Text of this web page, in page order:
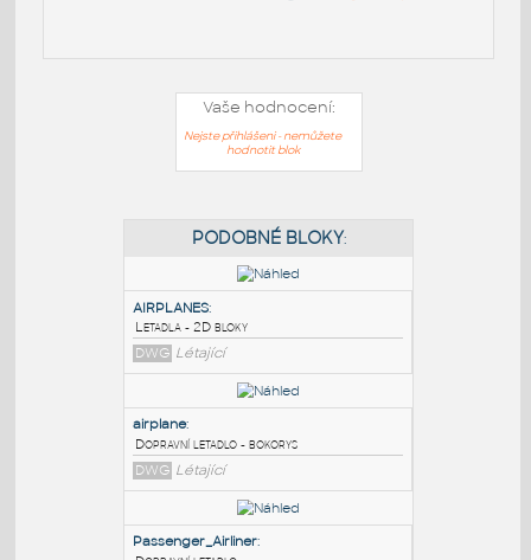
Vaše hodnocení:
Nejste přihlášeni - nemůžete
hodnotit blok
PODOBNÉ BLOKY
AIRPLANES:
Letadla - 2D bloky
DWG Létající